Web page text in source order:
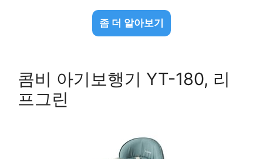
좀 더 알아보기
콤비 아기보행기 YT-180, 리
프그린